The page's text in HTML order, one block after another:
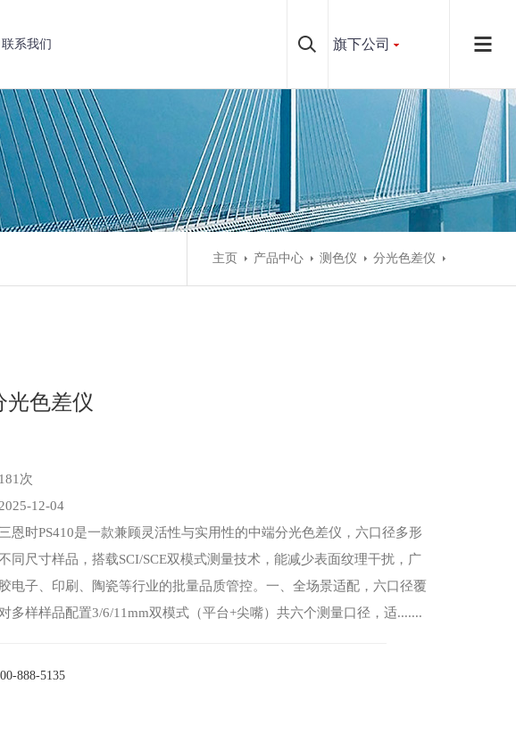
联系我们 旗下公司
主页 产品中心 测色仪 分光色差仪
光色差仪
次
12-04
恩时PS410是一款兼顾灵活性与实用性的中端分光色差仪，六口径多形
同尺寸样品，搭载SCI/SCE双模式测量技术，能减少表面纹理干扰，广
电子、印刷、陶瓷等行业的批量品质管控。一、全场景适配，六口径覆
多样样品配置3/6/11mm双模式（平台+尖嘴）共六个测量口径，适.......
888-5135